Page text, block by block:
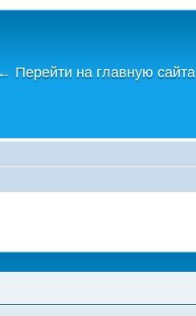
← Перейти на главную сайта